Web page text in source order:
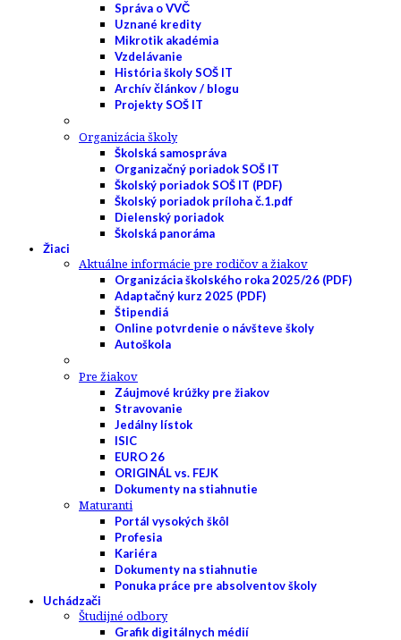
Správa o VVČ
Uznané kredity
Mikrotik akadémia
Vzdelávanie
História školy SOŠ IT
Archív článkov / blogu
Projekty SOŠ IT
Organizácia školy
Školská samospráva
Organizačný poriadok SOŠ IT
Školský poriadok SOŠ IT (PDF)
Školský poriadok príloha č.1.pdf
Dielenský poriadok
Školská panoráma
Žiaci
Aktuálne informácie pre rodičov a žiakov
Organizácia školského roka 2025/26 (PDF)
Adaptačný kurz 2025 (PDF)
Štipendiá
Online potvrdenie o návšteve školy
Autoškola
Pre žiakov
Záujmové krúžky pre žiakov
Stravovanie
Jedálny lístok
ISIC
EURO 26
ORIGINÁL vs. FEJK
Dokumenty na stiahnutie
Maturanti
Portál vysokých škôl
Profesia
Kariéra
Dokumenty na stiahnutie
Ponuka práce pre absolventov školy
Uchádzači
Študijné odbory
Grafik digitálnych médií